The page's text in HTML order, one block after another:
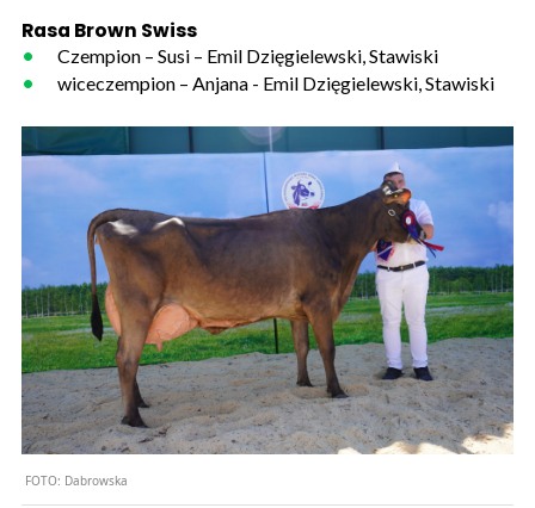
Rasa Brown Swiss
Czempion – Susi – Emil Dzięgielewski, Stawiski
wiceczempion – Anjana - Emil Dzięgielewski, Stawiski
FOTO: Dabrowska